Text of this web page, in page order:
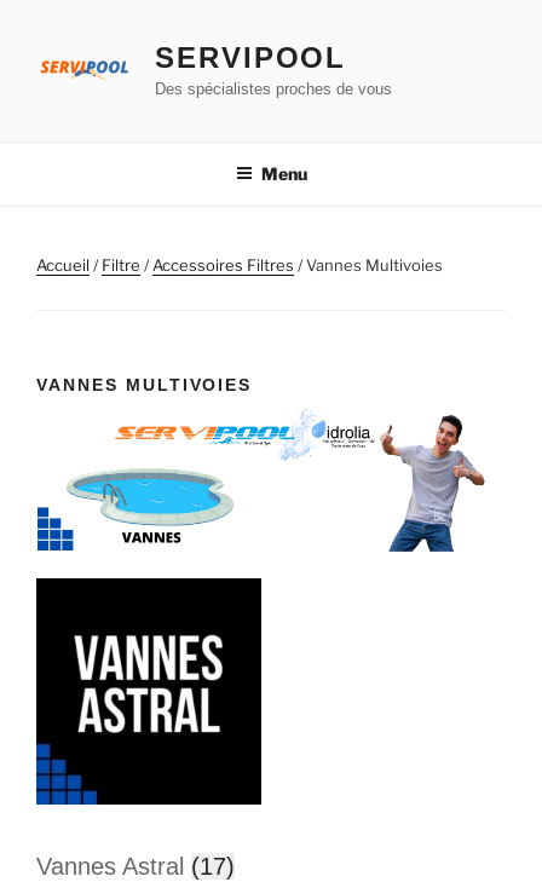
contenu
SERVIPOOL
Des spécialistes proches de vous
Menu
Accueil/Filtre /Accessoires Filtres / Vannes Multivoies
VANNES MULTIVOIES
Vannes Astral (17)